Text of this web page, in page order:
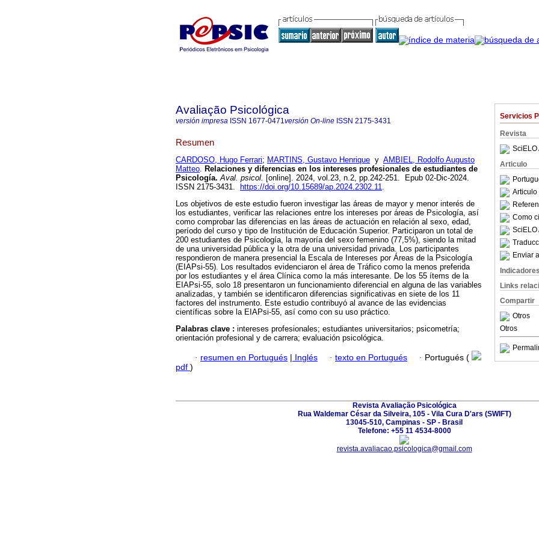
Servicios
Revista
SciELO
Articulo
Articulo
Como
SciELO
Enviar
Indicadores
Links
Compartir
Otros
Otros
Avaliação Psicológica
versión impresa ISSN 1677-0471versión On-line ISSN 2175-3431
Resumen
CARDOSO, Hugo Ferrari; MARTINS, Gustavo Henrique y AMBIEL, Rodolfo Augusto
Matteo. Relaciones y diferencias en los intereses profesionales de estudiantes de
Psicología. Aval. psicol. [online]. 2024, vol.23, n.2, pp.242-251. Epub 02-Dic-2024.
ISSN 2175-3431.
https://doi.org/10.15689/ap.2024.2302.11.
Los objetivos de este estudio fueron investigar las áreas de mayor y menor interés de
los estudiantes, verificar las relaciones entre los intereses por áreas de Psicología, así
como comprobar las diferencias en las áreas de actuación en relación al sexo, edad,
período del curso y tipo de Institución de Educación Superior. Participaron un total de
200 estudiantes de Psicología, la mayoría del sexo femenino (77,5%), siendo la mitad
de una universidad pública y la otra de una universidad privada. Los participantes
respondieron de manera presencial la Escala de Intereses por Áreas de la Psicología
(EIAPsi-55). Los resultados evidenciaron el área de Tráfico como la menos preferida
por los estudiantes y el área Clínica como la más interesante. De los 55 ítems de la
EIAPsi-55, solo 18 presentaron un funcionamiento diferencial en alguna de las variables
analizadas, y también se identificaron diferencias significativas en siete de los 11
factores del instrumento. Este estudio contribuyó al avance de las evidencias
científicas sobre la EIAPsi-55, así como con su uso práctico.
Palabras clave : intereses profesionales; estudiantes universitarios; psicometría;
orientación profesional y de carrera; evaluación psicológica.
· resumen en Portugués | Inglés · texto en Portugués · Portugués (
pdf )
Revista Avaliação Psicológica
Rua Waldemar César da Silveira, 105 - Vila Cura D'ars (SWIFT)
13045-510, Campinas - SP - Brasil
Telefone: +55 11 4534-8000
revista.avaliacao.psicologica@gmail.com